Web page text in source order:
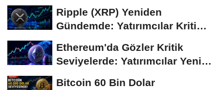
Ripple (XRP) Yeniden
Gündemde: Yatırımcılar Kritik
Ethereum'da Gözler Kritik
Seviyelerde: Yatırımcılar Yeni
Bitcoin 60 Bin Dolar